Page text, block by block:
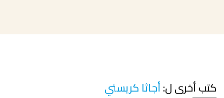
كتب أخرى ل:أجاثا كريستي